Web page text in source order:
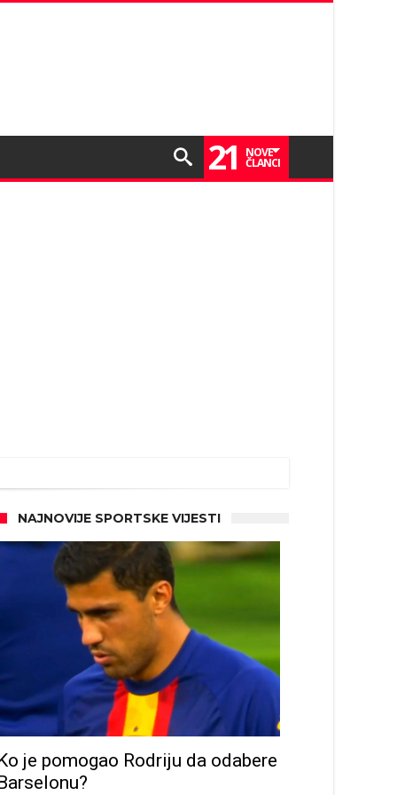
21 NOVE
ČLANCI
NAJNOVIJE SPORTSKE VIJESTI
je pomogao Rodriju da odabere